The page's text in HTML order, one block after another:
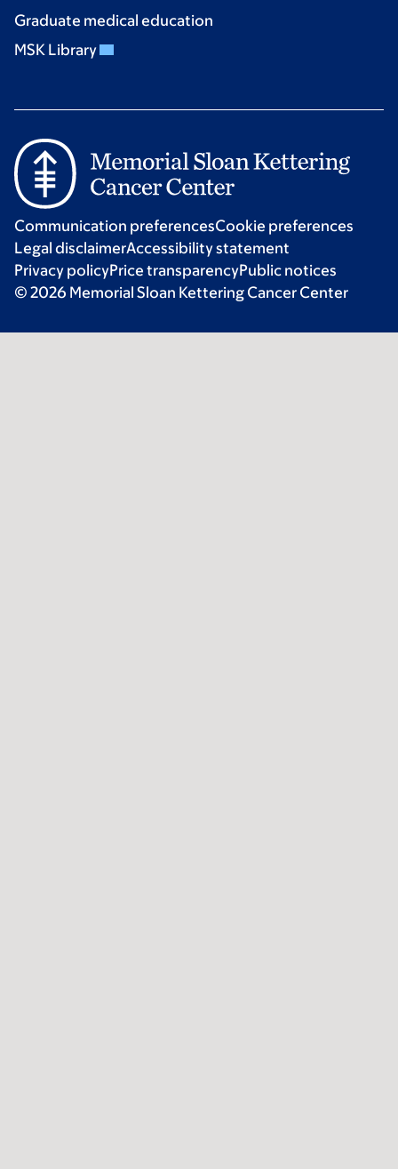
Graduate medical education
MSK Library
Communication preferencesCookie preferences
Legal disclaimerAccessibility statement
Privacy policyPrice transparencyPublic notices
© 2026 Memorial Sloan Kettering Cancer Center